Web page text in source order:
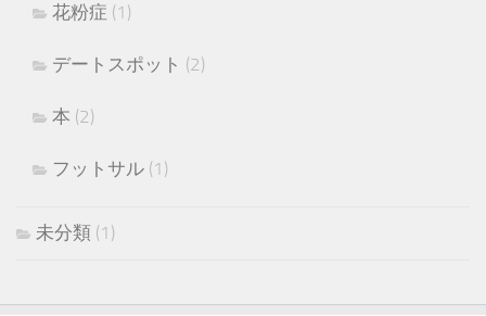
花粉症 (1)
デートスポット (2)
本 (2)
フットサル (1)
未分類 (1)